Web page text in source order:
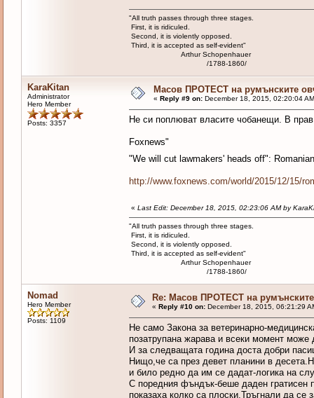
"All truth passes through three stages.
First, it is ridiculed.
Second, it is violently opposed.
Third, it is accepted as self-evident"
Arthur Schopenhauer
/1788-1860/
KaraKitan
Administrator
Hero Member
Posts: 3357
Масов ПРОТЕСТ на румънските
« Reply #9 on:December 18, 2015, 02:20:04
Не си поплюват власите чобанещи. В прав
Foxnews"
"We will cut lawmakers' heads off":
http://www.foxnews.com/world/2015/12/15/
« Last Edit: December 18, 2015, 02:23:06 AM by
"All truth passes through three stages.
First, it is ridiculed.
Second, it is violently opposed.
Third, it is accepted as self-evident"
Arthur Schopenhauer
/1788-1860/
Nomad
Hero Member
Posts: 1109
Re: Масов ПРОТЕСТ на румънските
« Reply #10 on:December 18, 2015, 06:21:29
Не само Закона за ветеринарно-
позатрупана жарава и всеки момент може
И за следващата година доста добри
Нищо,че са през девет планини в
и било редно да им се дадат-логика на
С поредния фъндък-беше даден гратисен
показаха колко са плоски.Тръгнали да се